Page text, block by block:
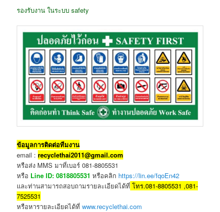
รองรับงาน ในระบบ safety
ข้อมูลการติดต่อทีมงาน
email :recyclethai2011@gmail.com
หรือส่ง MMS มาที่เบอร์ 081-8805531
หรือ Line ID: 0818805531 หรือคลิก https://lin.ee/fqoEn42
และท่านสามารถสอบถามรายละเอียดได้ที่ โทร.081-8805531 ,081-
7525531
หรือหารายละเอียดได้ที่www.recyclethai.com